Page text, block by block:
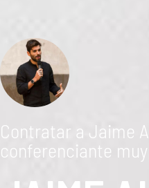
Contratar a Jaime
conferenciante